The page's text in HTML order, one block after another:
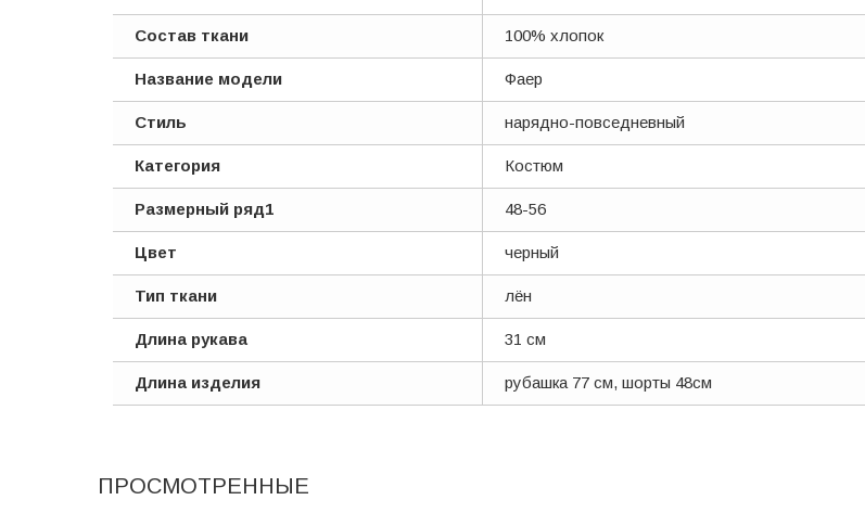
Состав ткани 100% хлопок
Название модели Фаер
Стиль нарядно-повседневный
Категория Костюм
Размерный ряд1 48-56
Цвет черный
Тип ткани лён
Длина рукава 31 см
Длина изделия рубашка 77 см, шорты 48см
ПРОСМОТРЕННЫЕ